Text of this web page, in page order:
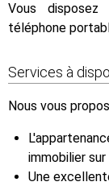
Vous disposez
téléphone
Services à
Nous vous
immobilier sur
Une